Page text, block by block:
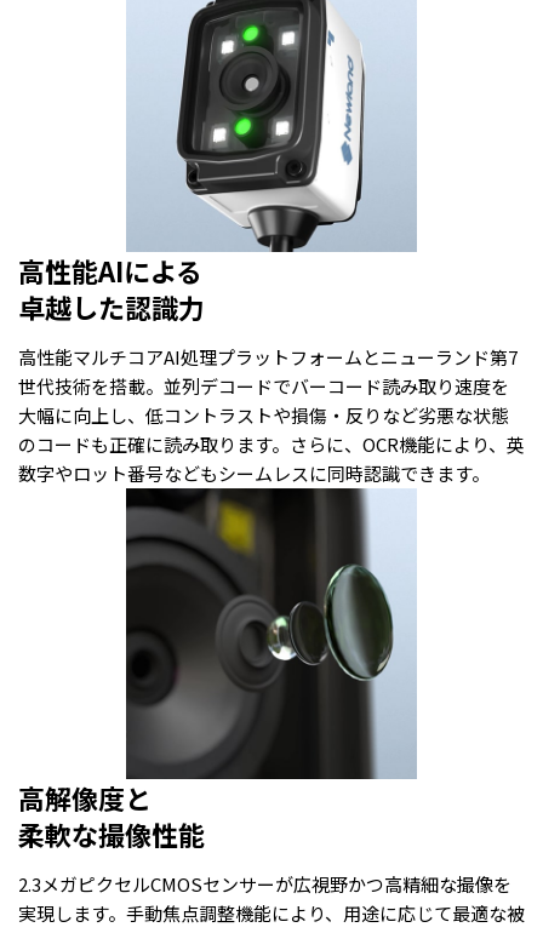
高性能AIによる
卓越した認識力
高性能マルチコアAI処理プラットフォームとニューランド第7
世代技術を搭載。並列デコードでバーコード読み取り速度を
大幅に向上し、低コントラストや損傷・反りなど劣悪な状態
のコードも正確に読み取ります。さらに、OCR機能により、英
数字やロット番号などもシームレスに同時認識できます。
高解像度と
柔軟な撮像性能
2.3メガピクセルCMOSセンサーが広視野かつ高精細な撮像を
実現します。手動焦点調整機能により、用途に応じて最適な被